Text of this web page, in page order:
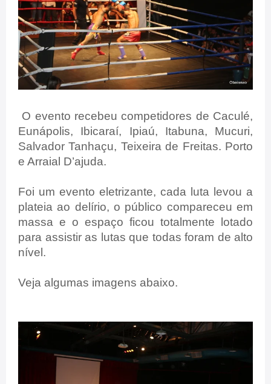
O evento recebeu competidores de Caculé,
Eunápolis, Ibicaraí, Ipiaú, Itabuna, Mucuri,
Salvador Tanhaçu, Teixeira de Freitas. Porto
e Arraial D’ajuda.
Foi um evento eletrizante, cada luta levou a
plateia ao delírio, o público compareceu em
massa e o espaço ficou totalmente lotado
para assistir as lutas que todas foram de alto
nível.
Veja algumas imagens abaixo.